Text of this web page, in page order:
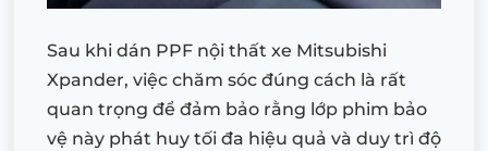
Sau khi dán PPF nội thất xe Mitsubishi
Xpander, việc chăm sóc đúng cách là rất
quan trọng để đảm bảo rằng lớp phim bảo
vệ này phát huy tối đa hiệu quả và duy trì độ